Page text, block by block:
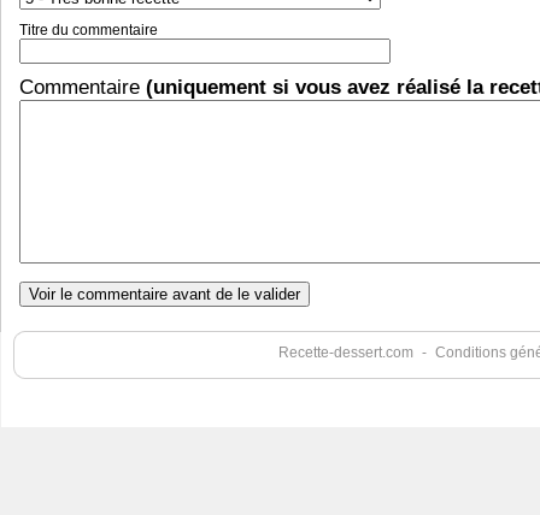
Titre du commentaire
Commentaire (uniquement si vous avez réalisé la
Recette-dessert.com - Conditions